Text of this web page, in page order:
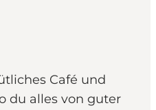
Café und
du alles von guter